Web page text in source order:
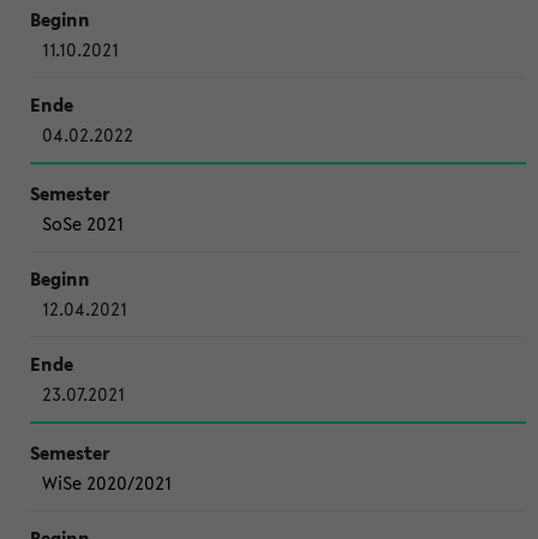
11.10.2021
04.02.2022
SoSe 2021
12.04.2021
23.07.2021
WiSe 2020/2021